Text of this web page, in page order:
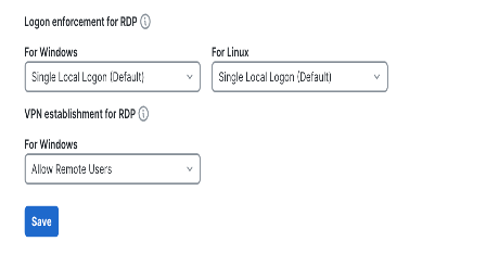
化
モ
ー
ト
ー
ザ
ー